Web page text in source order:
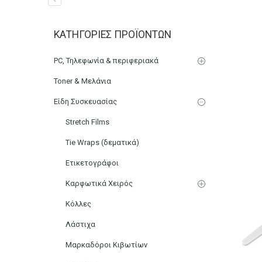
Δεματικά Καλωδίων
ΚΑΤΗΓΟΡΊΕΣ ΠΡΟΪΌΝΤΩΝ
PC, Τηλεφωνία & περιφεριακά
Toner & Μελάνια
Είδη Συσκευασίας
Stretch Films
Tie Wraps (δεματικά)
Ετικετογράφοι
Καρφωτικά Χειρός
Κόλλες
Λάστιχα
Μαρκαδόροι Κιβωτίων